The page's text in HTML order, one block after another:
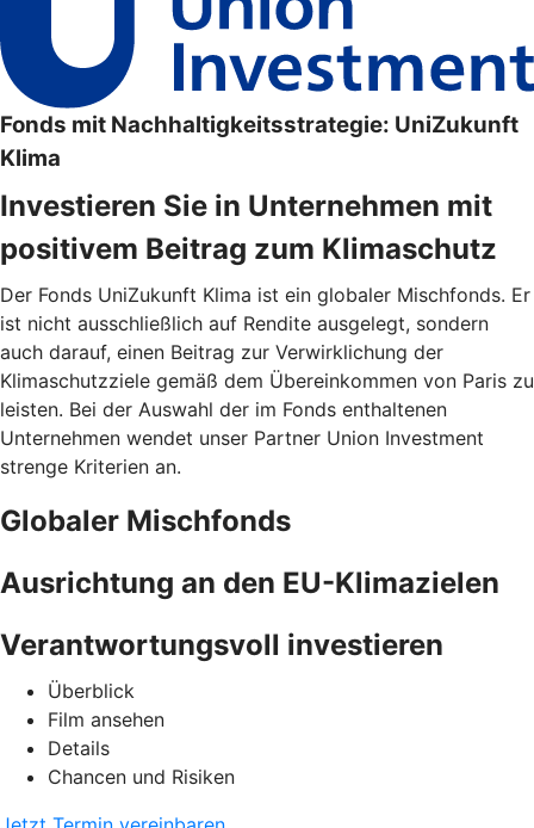
Fonds mit Nachhaltigkeitsstrategie: UniZukunft
Klima
Investieren Sie in Unternehmen mit
positivem Beitrag zum Klimaschutz
Der Fonds UniZukunft Klima ist ein globaler Mischfonds. Er
ist nicht ausschließlich auf Rendite ausgelegt, sondern
auch darauf, einen Beitrag zur Verwirklichung der
Klimaschutzziele gemäß dem Übereinkommen von Paris zu
leisten. Bei der Auswahl der im Fonds enthaltenen
Unternehmen wendet unser Partner Union Investment
strenge Kriterien an.
Globaler Mischfonds
Ausrichtung an den EU-Klimazielen
Verantwortungsvoll investieren
Überblick
Film ansehen
Details
Chancen und Risiken